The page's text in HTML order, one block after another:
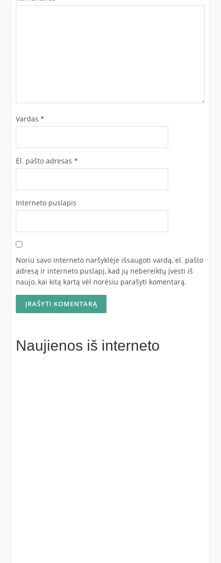
Vardas *
El. pašto adresas *
Interneto puslapis
Noriu savo interneto naršyklėje išsaugoti vardą, el. pašto
adresą ir interneto puslapį, kad jų nebereiktų įvesti iš
naujo, kai kitą kartą vėl norėsiu parašyti komentarą.
Naujienos iš interneto